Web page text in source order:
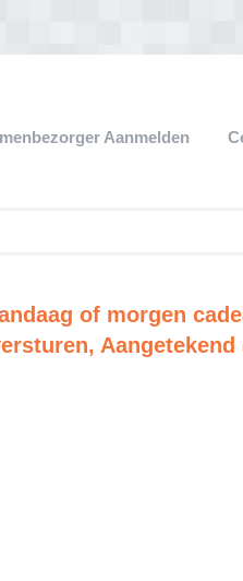
Aanmelden
of morgen
Aangetekend